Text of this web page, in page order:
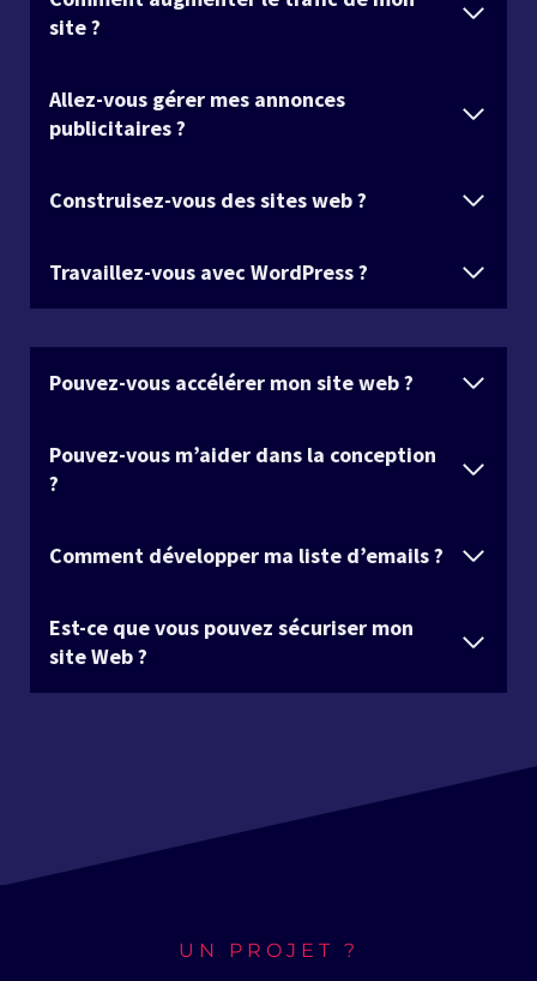
site ?
Allez-vous gérer mes annonces
publicitaires ?
Construisez-vous des sites web ?
Travaillez-vous avec WordPress ?
Pouvez-vous accélérer mon site web ?
Pouvez-vous m’aider dans la conception
?
Comment développer ma liste d’emails ?
Est-ce que vous pouvez sécuriser mon
site Web ?
UN PROJET ?